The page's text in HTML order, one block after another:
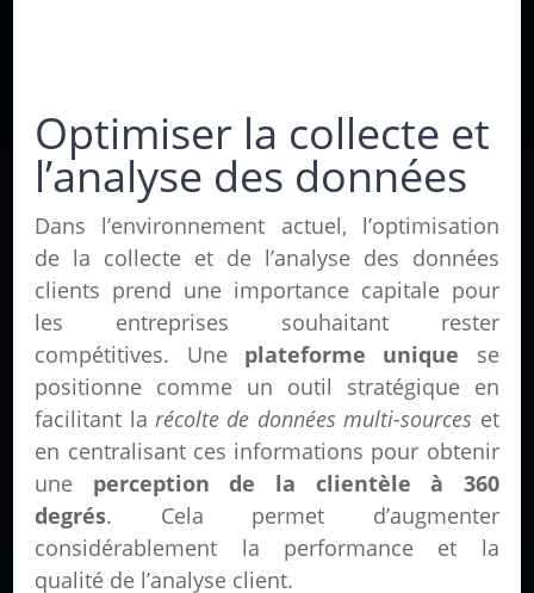
Optimiser la collecte et
l’analyse des données
Dans l’environnement actuel, l’optimisation
de la collecte et de l’analyse des données
clients prend une importance capitale pour
les entreprises souhaitant rester
compétitives. Une plateforme unique se
positionne comme un outil stratégique en
facilitant larécolte de données multi-sources et
en centralisant ces informations pour obtenir
une perception de la clientèle à 360
degrés. Cela permet d’augmenter
considérablement la performance et la
qualité de l’analyse client.